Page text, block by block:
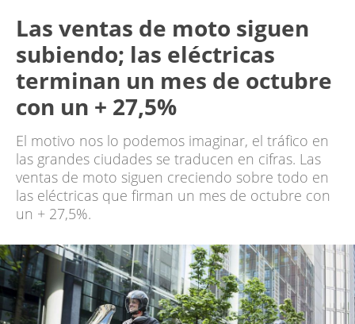
Las ventas de moto siguen
subiendo; las eléctricas
terminan un mes de octubre
con un + 27,5%
El motivo nos lo podemos imaginar, el tráfico en
las grandes ciudades se traducen en cifras. Las
ventas de moto siguen creciendo sobre todo en
las eléctricas que firman un mes de octubre con
un + 27,5%.